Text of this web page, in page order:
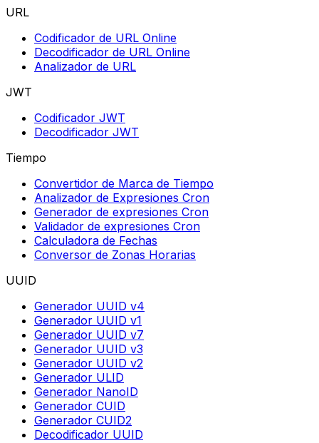
URL
Codificador de URL Online
Decodificador de URL Online
Analizador de URL
JWT
Codificador JWT
Decodificador JWT
Tiempo
Convertidor de Marca de Tiempo
Analizador de Expresiones Cron
Generador de expresiones Cron
Validador de expresiones Cron
Calculadora de Fechas
Conversor de Zonas Horarias
UUID
Generador UUID v4
Generador UUID v1
Generador UUID v7
Generador UUID v3
Generador UUID v2
Generador ULID
Generador NanoID
Generador CUID
Generador CUID2
Decodificador UUID